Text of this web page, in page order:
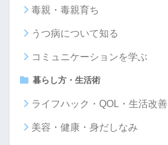
毒親・毒親育ち
うつ病について知る
コミュニケーションを学ぶ
暮らし方・生活術
ライフハック・QOL・生活改善
美容・健康・身だしなみ